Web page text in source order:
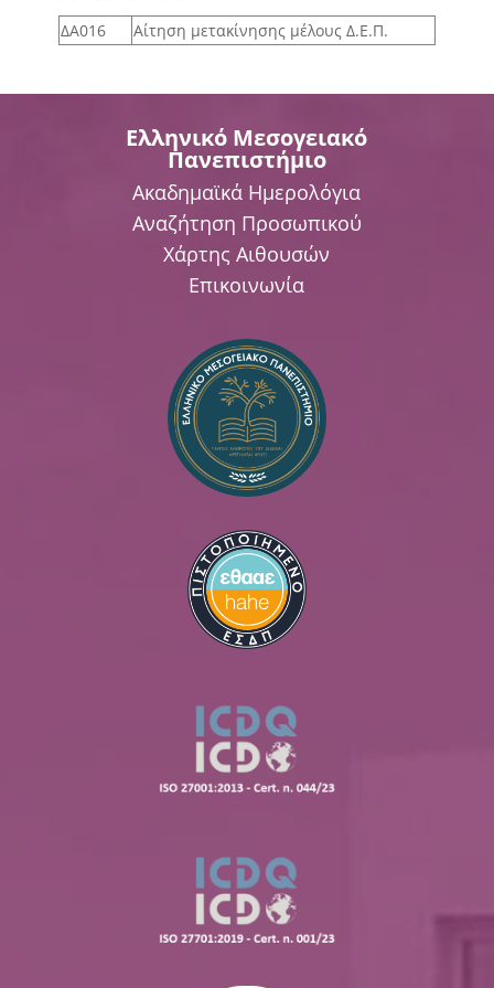
ΔΑ016 Αίτηση μετακίνησης μέλους Δ.Ε.Π.
Ελληνικό Μεσογειακό
Πανεπιστήμιο
Ακαδημαϊκά Ημερολόγια
Αναζήτηση Προσωπικού
Χάρτης Αιθουσών
Επικοινωνία